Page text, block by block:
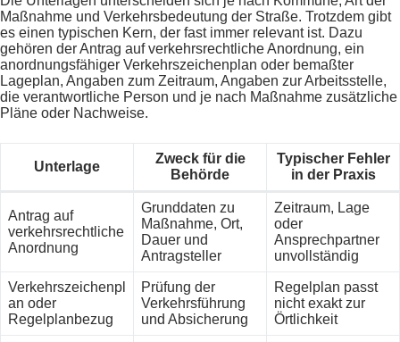
Maßnahme und Verkehrsbedeutung der Straße. Trotzdem gibt
es einen typischen Kern, der fast immer relevant ist. Dazu
gehören der Antrag auf verkehrsrechtliche Anordnung, ein
anordnungsfähiger Verkehrszeichenplan oder bemaßter
Lageplan, Angaben zum Zeitraum, Angaben zur Arbeitsstelle,
die verantwortliche Person und je nach Maßnahme zusätzliche
Pläne oder Nachweise.
Unterlage
Zweck für die
Behörde
Typischer Fehler
in der Praxis
Antrag auf
verkehrsrechtliche
Anordnung
Grunddaten zu
Maßnahme, Ort,
Dauer und
Antragsteller
Zeitraum, Lage
oder
Ansprechpartner
unvollständig
Verkehrszeichenpl
an oder
Regelplanbezug
Prüfung der
Verkehrsführung
und Absicherung
Regelplan passt
nicht exakt zur
Örtlichkeit